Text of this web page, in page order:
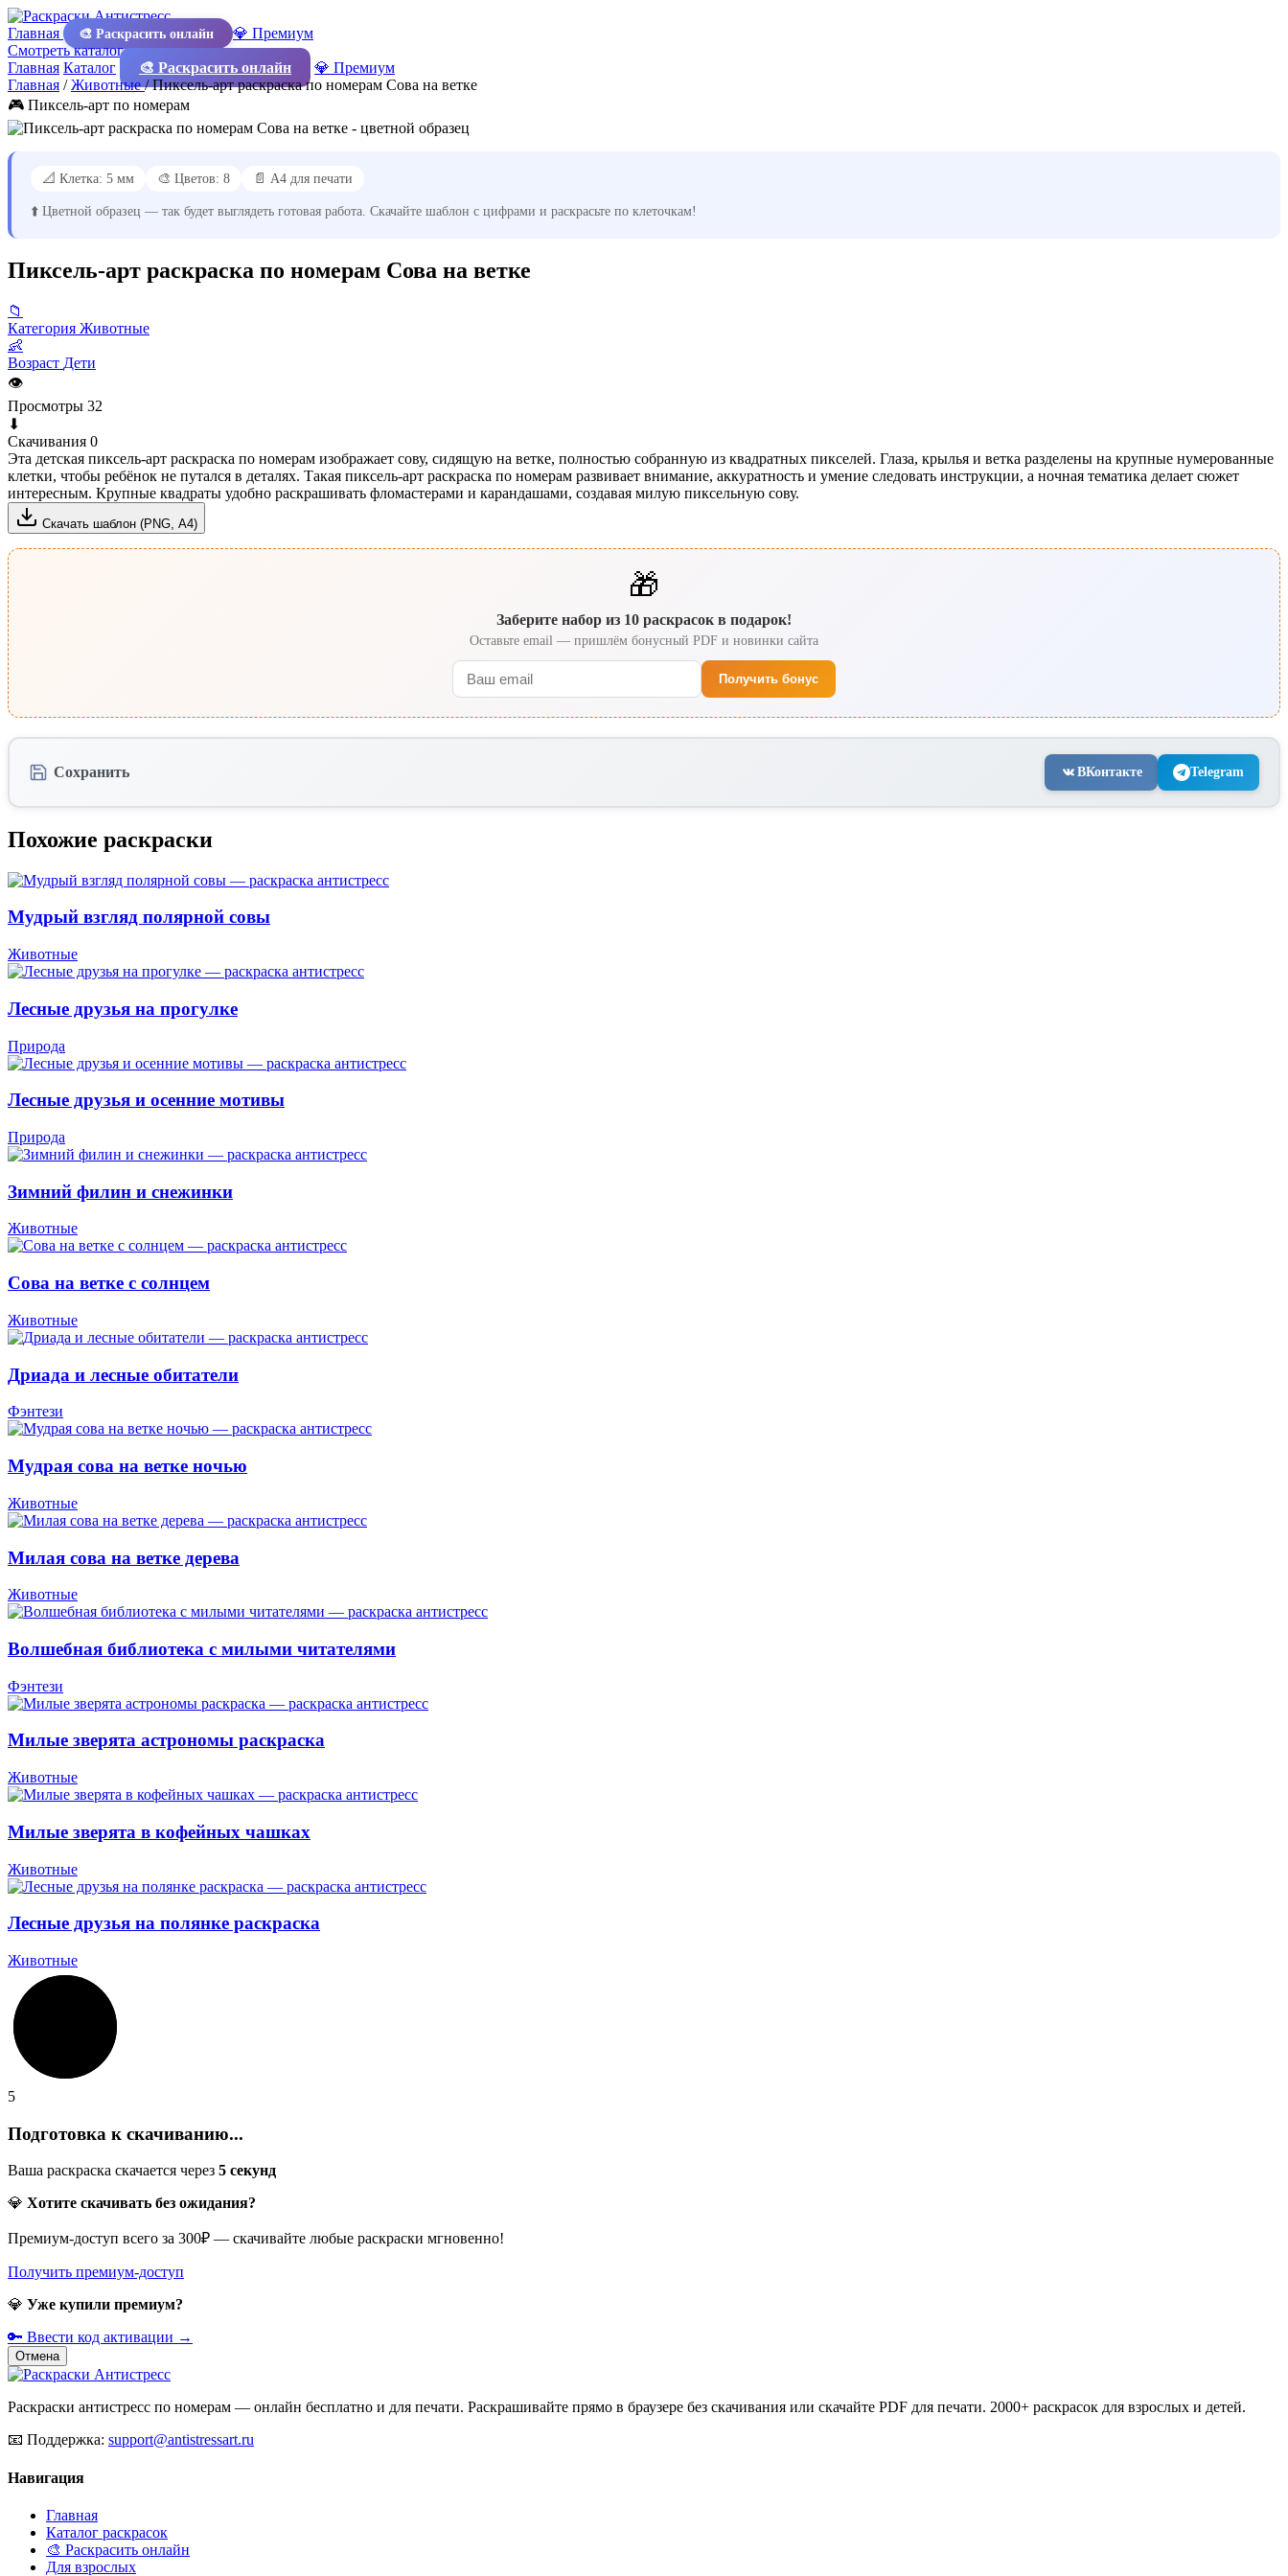
Главная 🎨 Раскрасить онлайн
💎 Премиум
Смотреть каталог
Главная Каталог 🎨 Раскрасить онлайн
💎 Премиум
Главная /Животные/Пиксель-арт раскраска по номерам Сова на ветке
🎮 Пиксель-арт по номерам
📐 Клетка: 5 мм 🎨 Цветов: 8 📄 А4 для печати
⬆️ Цветной образец — так будет выглядеть готовая работа. Скачайте шаблон с цифрами и раскрасьте по клеточкам!
Пиксель-арт раскраска по номерам Сова на ветке
📁
Категория Животные
👶
Возраст Дети
👁
Просмотры 32
⬇
Скачивания 0
Эта детская пиксель-арт раскраска по номерам изображает сову, сидящую на ветке, полностью собранную из квадратных пикселей. Глаза, крылья и ветка разделены на крупные нумерованные
клетки, чтобы ребёнок не путался в деталях. Такая пиксель-арт раскраска по номерам развивает внимание, аккуратность и умение следовать инструкции, а ночная тематика делает сюжет
интересным. Крупные квадраты удобно раскрашивать фломастерами и карандашами, создавая милую пиксельную сову.
Скачать шаблон (PNG, А4)
🎁
Заберите набор из 10 раскрасок в подарок!
Оставьте email — пришлём бонусный PDF и новинки сайта
Получить бонус
Сохранить ВКонтакте Telegram
Похожие раскраски
Мудрый взгляд полярной совы
Животные
Лесные друзья на прогулке
Природа
Лесные друзья и осенние мотивы
Природа
Зимний филин и снежинки
Животные
Сова на ветке с солнцем
Животные
Дриада и лесные обитатели
Фэнтези
Мудрая сова на ветке ночью
Животные
Милая сова на ветке дерева
Животные
Волшебная библиотека с милыми читателями
Фэнтези
Милые зверята астрономы раскраска
Животные
Милые зверята в кофейных чашках
Животные
Лесные друзья на полянке раскраска
Животные
5
Подготовка к скачиванию...
Ваша раскраска скачается через 5 секунд
💎 Хотите скачивать без ожидания?
Премиум-доступ всего за 300₽ — скачивайте любые раскраски мгновенно!
Получить премиум-доступ
💎 Уже купили премиум?
🔑 Ввести код активации →
Отмена
Раскраски антистресс по номерам — онлайн бесплатно и для печати. Раскрашивайте прямо в браузере без скачивания или скачайте PDF для печати. 2000+ раскрасок для взрослых и детей.
📧 Поддержка: support@antistressart.ru
Навигация
Главная
Каталог раскрасок
🎨 Раскрасить онлайн
Для взрослых